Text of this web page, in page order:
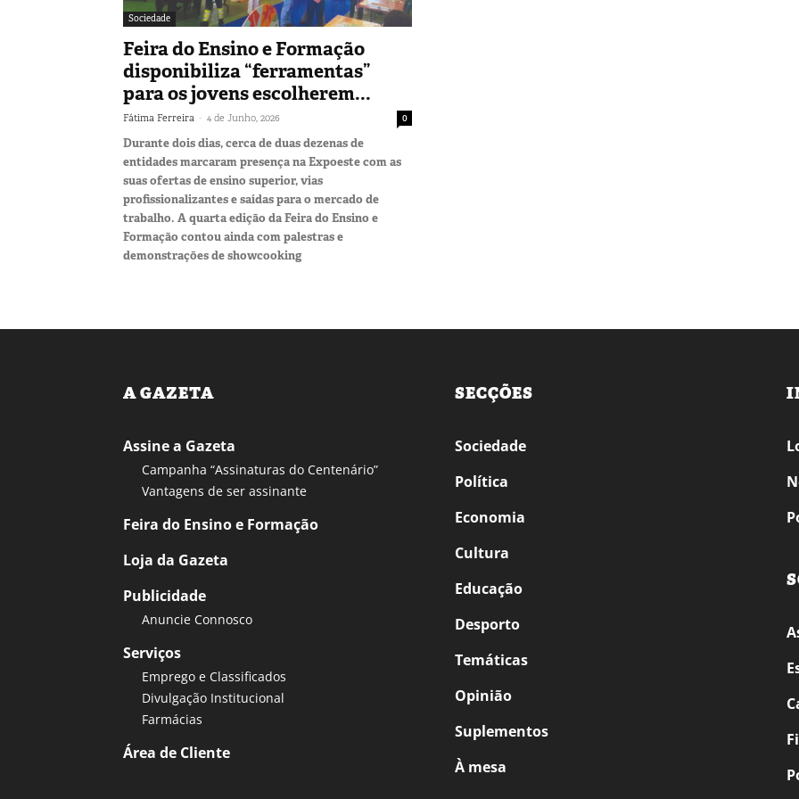
Sociedade
Feira do Ensino e Formação
disponibiliza “ferramentas”
para os jovens escolherem...
Fátima Ferreira - 4 de Junho, 2026 0
Durante dois dias, cerca de duas dezenas de
entidades marcaram presença na Expoeste com as
suas ofertas de ensino superior, vias
profissionalizantes e saídas para o mercado de
trabalho. A quarta edição da Feira do Ensino e
Formação contou ainda com palestras e
demonstrações de showcooking
A GAZETA
Assine a Gazeta
Campanha “Assinaturas do Centenário”
Vantagens de ser assinante
Feira do Ensino e Formação
Loja da Gazeta
Publicidade
Anuncie Connosco
Serviços
Emprego e Classificados
Divulgação Institucional
Farmácias
Área de Cliente
SECÇÕES
Sociedade
Política
Economia
Cultura
Educação
Desporto
Temáticas
Opinião
Suplementos
À mesa